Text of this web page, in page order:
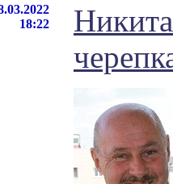
18:22